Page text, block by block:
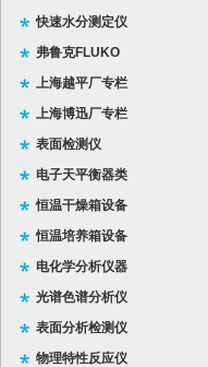
快速水分测定仪
弗鲁克FLUKO
上海越平厂专栏
上海博迅厂专栏
表面检测仪
电子天平衡器类
恒温干燥箱设备
恒温培养箱设备
电化学分析仪器
光谱色谱分析仪
表面分析检测仪
物理特性反应仪